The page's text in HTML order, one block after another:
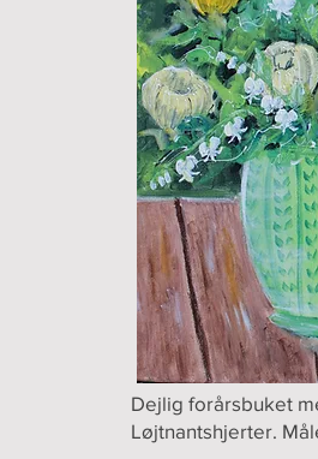
Dejlig forårsbuket
Løjtnantshjerter.